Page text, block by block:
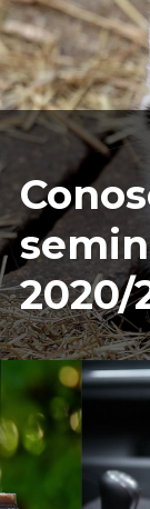
09/07/2020
2020/